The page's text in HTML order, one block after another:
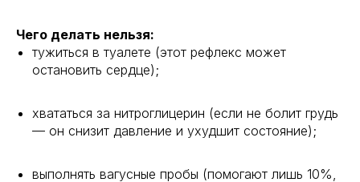
Чего делать нельзя:
тужиться в туалете (этот рефлекс может
остановить сердце);
хвататься за нитроглицерин (если не болит грудь
— он снизит давление и ухудшит состояние);
выполнять вагусные пробы (помогают лишь 10%,